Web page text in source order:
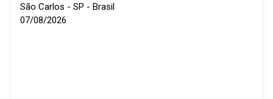
São Carlos - SP - Brasil
07/08/2026